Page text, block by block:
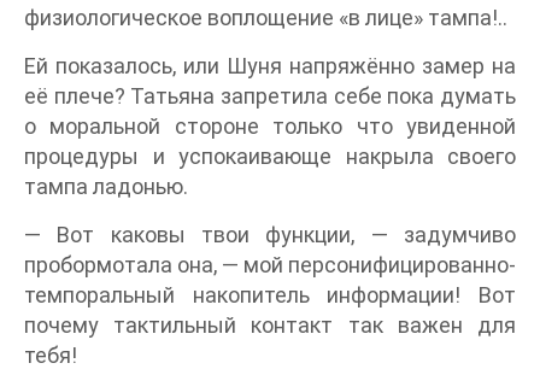
физиологическое воплощение «в лице» тампа!..
Ей показалось, или Шуня напряжённо замер на
её плече? Татьяна запретила себе пока думать
о моральной стороне только что увиденной
процедуры и успокаивающе накрыла своего
тампа ладонью.
— Вот каковы твои функции, — задумчиво
пробормотала она, — мой персонифицированно-
темпоральный накопитель информации! Вот
почему тактильный контакт так важен для
тебя!